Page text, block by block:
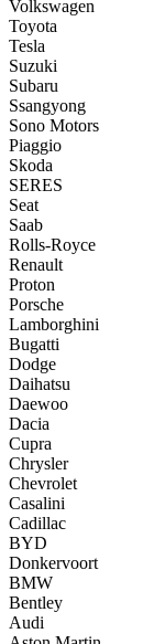
Volkswagen
Toyota
Tesla
Suzuki
Subaru
Ssangyong
Sono Motors
Piaggio
Skoda
SERES
Seat
Saab
Rolls-Royce
Renault
Proton
Porsche
Lamborghini
Bugatti
Dodge
Daihatsu
Daewoo
Dacia
Cupra
Chrysler
Chevrolet
Casalini
Cadillac
BYD
Donkervoort
BMW
Bentley
Audi